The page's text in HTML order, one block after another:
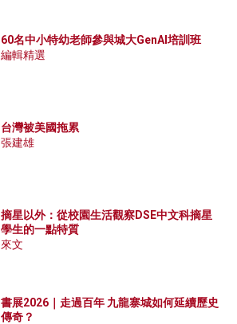
60名中小特幼老師參與城大GenAI培訓班
編輯精選
台灣被美國拖累
張建雄
摘星以外：從校園生活觀察DSE中文科摘星
學生的一點特質
來文
書展2026｜走過百年 九龍寨城如何延續歷史
傳奇？